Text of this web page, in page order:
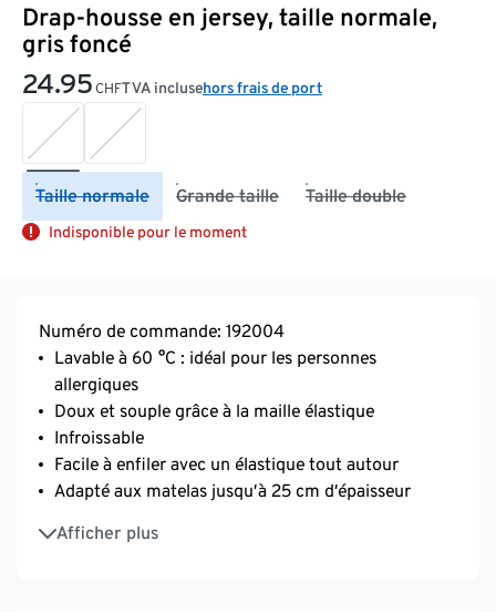
Drap-housse en jersey, taille normale,
gris foncé
24.95 CHFTVA inclusehors frais de port
Taille normale Grande taille Taille double
Indisponible pour le moment
Numéro de commande: 192004
Lavable à 60 °C : idéal pour les personnes
allergiques
Doux et souple grâce à la maille élastique
Infroissable
Facile à enfiler avec un élastique tout autour
Adapté aux matelas jusqu’à 25 cm d’épaisseur
Afficher plus
Pur coton doux